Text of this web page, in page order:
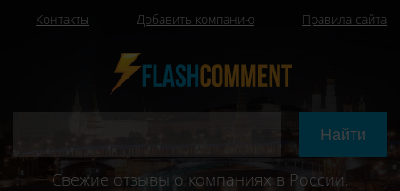
Контакты Добавить компанию Правила сайта
Свежие отзывы о компаниях в России.